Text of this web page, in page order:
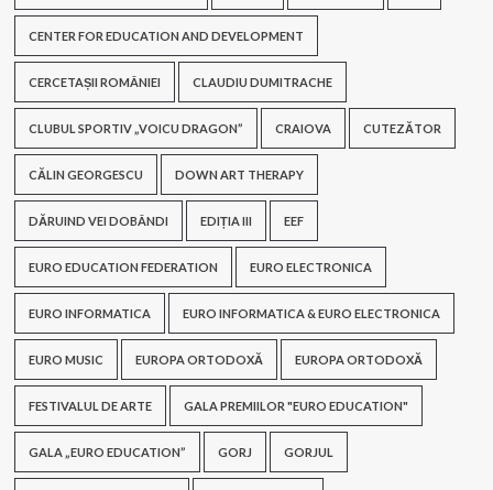
CENTER FOR EDUCATION AND DEVELOPMENT
CERCETAȘII ROMÂNIEI CLAUDIU DUMITRACHE
CLUBUL SPORTIV „VOICU DRAGON” CRAIOVA CUTEZĂTOR
CĂLIN GEORGESCU DOWN ART THERAPY
DĂRUIND VEI DOBÂNDI EDIȚIA III EEF
EURO EDUCATION FEDERATION EURO ELECTRONICA
EURO INFORMATICA EURO INFORMATICA & EURO ELECTRONICA
EURO MUSIC EUROPA ORTODOXĂ EUROPA ORTODOXĂ
FESTIVALUL DE ARTE GALA PREMIILOR "EURO EDUCATION"
GALA „EURO EDUCATION” GORJ GORJUL